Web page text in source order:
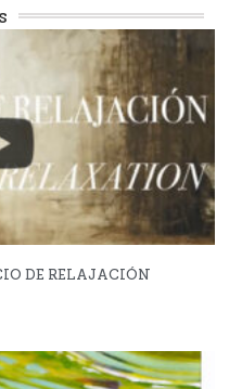
DE RELAJACIÓN